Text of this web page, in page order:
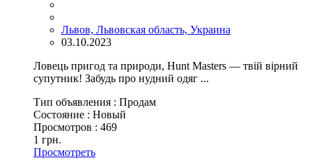
Львов, Львовская область, Украина
03.10.2023
Ловець пригод та природи, Hunt Masters — твій вірний
супутник! Забудь про нудний одяг ...
Тип объявления : Продам
Состояние : Новый
Просмотров : 469
1 грн.
Просмотреть